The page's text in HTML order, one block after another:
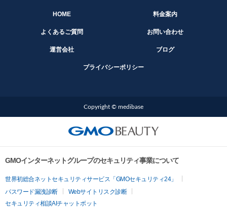
HOME 料金案内
よくあるご質問 お問い合わせ
運営会社 ブログ
プライバシーポリシー
Copyright © medibase
GMOインターネットグループのセキュリティ事業について
世界初総合ネットセキュリティサービス「GMOセキュリティ24」
パスワード漏洩診断
Webサイトリスク診断
セキュリティ相談AIチャットボット